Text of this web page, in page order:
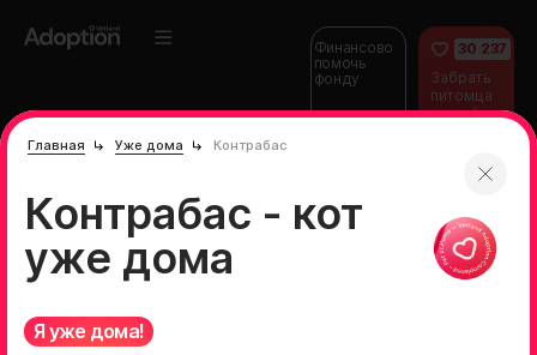
Финансово
помочь
фонду
30 237
Забрать
питомца
домой
Главная Уже дома Контрабас
Контрабас - кот
уже дома
Я уже дома!